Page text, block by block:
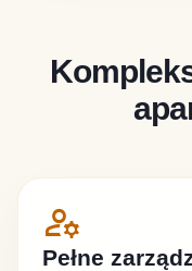
manage_accounts
Pełne